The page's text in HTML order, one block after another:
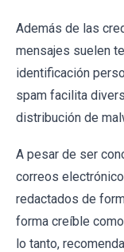
Además de las
mensajes suelen
identificación
spam facilita
distribución de
A pesar de ser
correos
redactados de
forma creíble
lo tanto,